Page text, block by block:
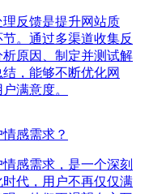
反馈是提升网站质
。通过多渠道收集反
原因、制定并测试解
，能够不断优化网
满意度。
感需求？
感需求，是一个深刻
代，用户不再仅仅满